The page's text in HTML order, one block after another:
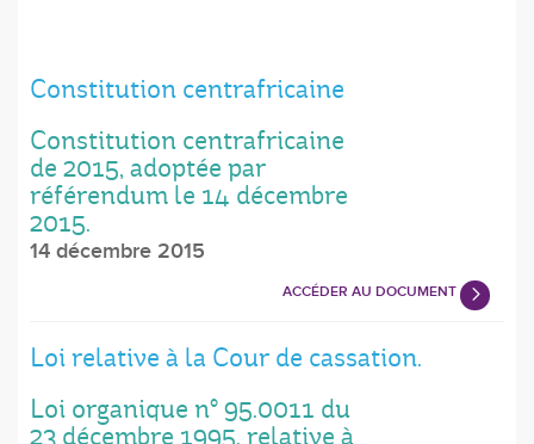
Constitution centrafricaine
Constitution centrafricaine
de 2015, adoptée par
référendum le 14 décembre
2015.
ACCÉDER AU DOCUMENT
14 décembre 2015
Loi relative à la Cour de cassation.
Loi organique n° 95.0011 du
23 décembre 1995, relative à